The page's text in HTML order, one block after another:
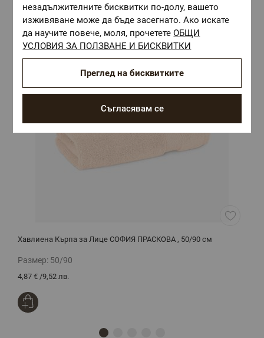
Хавлиена Кърпа за Лице СОФИЯ ПРАСКОВА , 50/90 см
Размер: 50/90
4,87 € /9,52 лв.
незадължителните бисквитки по-долу, вашето
изживяване може да бъде засегнато. Ако искате
да научите повече, моля, прочететеОБЩИ
УСЛОВИЯ ЗА ПОЛЗВАНЕ И БИСКВИТКИ
Съгласявам се
Преглед на бисквитките